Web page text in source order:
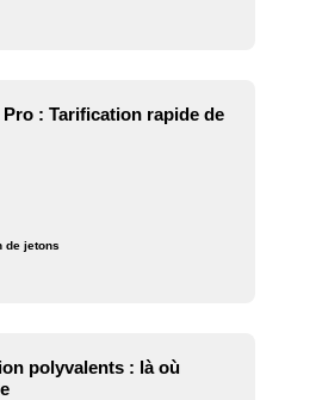
Pro : Tarification rapide de
de jetons
polyvalents : là où